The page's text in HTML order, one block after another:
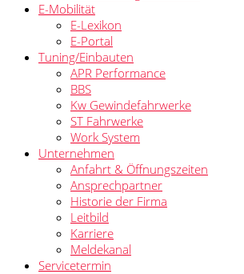
E-Mobilität
E-Lexikon
E-Portal
Tuning/Einbauten
APR Performance
BBS
Kw Gewindefahrwerke
ST Fahrwerke
Work System
Unternehmen
Anfahrt & Öffnungszeiten
Ansprechpartner
Historie der Firma
Leitbild
Karriere
Meldekanal
Servicetermin